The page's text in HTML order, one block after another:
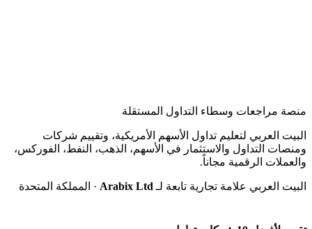
منصة مراجعات وسطاء التداول المستقلة
البيت العربي لتعليم تداول الأسهم الأمريكية، وتقييم شركات
ومنصات التداول والاستثمار في الأسهم، الذهب، النفط، الفوركس،
والعملات الرقمية مجاناً.
البيت العربي علامة تجارية تابعة لـ Arabix Ltd · المملكة المتحدة